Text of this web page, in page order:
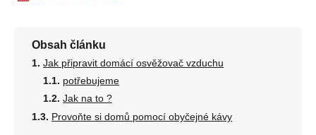
Obsah článku
Jak připravit domácí osvěžovač vzduchu
potřebujeme
Jak na to ?
Provoňte si domů pomocí obyčejné kávy